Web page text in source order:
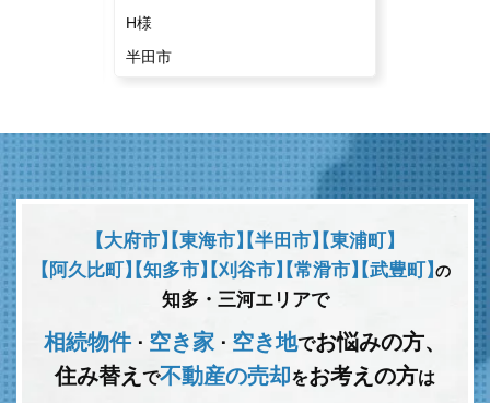
H様
半田市
【大府市】【東海市】【半田市】【東浦町】
【阿久比町】【知多市】【刈谷市】【常滑市】【武豊町】の
知多・三河エリアで
相続物件･ 空き家 ･ 空き地でお悩みの方、
住み替え で不動産の売却をお考えの方は